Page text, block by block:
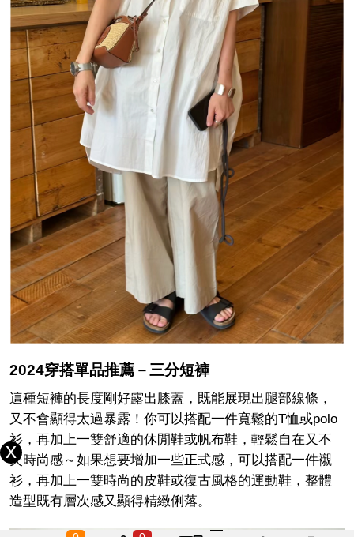
2024穿搭單品推薦－三分短褲
這種短褲的長度剛好露出膝蓋，既能展現出腿部線條，
又不會顯得太過暴露！你可以搭配一件寬鬆的T恤或polo
衫，再加上一雙舒適的休閒鞋或帆布鞋，輕鬆自在又不
失時尚感～如果想要增加一些正式感，可以搭配一件襯
衫，再加上一雙時尚的皮鞋或復古風格的運動鞋，整體
造型既有層次感又顯得精緻俐落。